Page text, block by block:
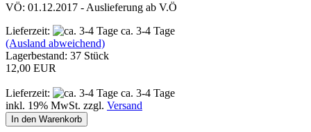
VÖ: 01.12.2017 - Auslieferung ab V.Ö
Lieferzeit:
ca. 3-4 Tage
(Ausland abweichend)
Lagerbestand: 37 Stück
12,00 EUR
Lieferzeit:
ca. 3-4 Tage
inkl. 19% MwSt. zzgl. Versand
In den Warenkorb